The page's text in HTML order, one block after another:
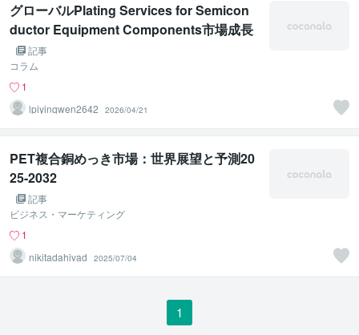
グローバルPlating Services for Semicon
ductor Equipment Components市場成長
予測レポート 2026-2032
記事
コラム
1
lpiyingwen2642
2026/04/21
PET複合銅めっき市場：世界展望と予測20
25-2032
記事
ビジネス・マーケティング
1
nikitadahivad
2025/07/04
1